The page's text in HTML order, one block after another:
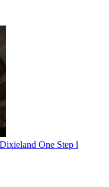
One Step l